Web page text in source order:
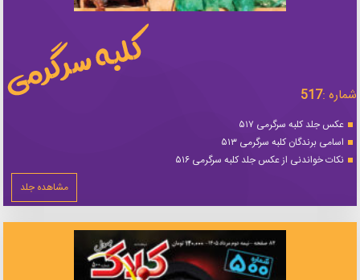
شماره :517
عکس جلد کلبه سرگرمی ۵۱۷
اسامی برندگان کلبه سرگرمی ۵۱۳
نکات خواندنی از عکس جلد کلبه سرگرمی ۵۱۶
مشاهده جلد